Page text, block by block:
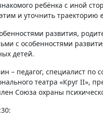
ребёнка с иной
и уточнить траекторию
развития,
с особенностями
детей.
педагог, специалист по
театра «Круг II»,
Союза охраны